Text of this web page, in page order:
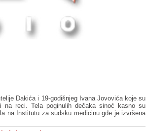
Dakića i 19-godišnjeg Ivana Jovovića koje su
reci. Tela poginulih dečaka sinoć kasno su
na Institutu za sudsku medicinu gde je izvršena